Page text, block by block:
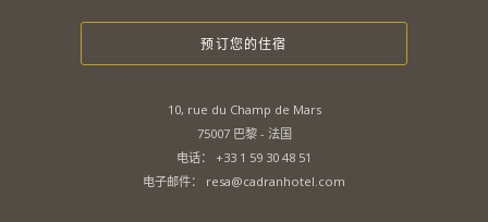
预订您的住宿
10, rue du Champ de Mars
75007 巴黎 - 法国
电话： +33 1 59 30 48 51
电子邮件： resa@cadranhotel.com